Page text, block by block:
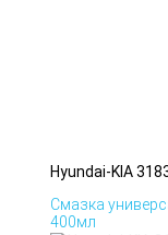
Hyundai-KIA
Смазка
400мл